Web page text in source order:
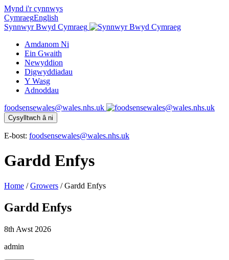
Mynd i'r cynnwys
CymraegEnglish
Synnwyr Bwyd Cymraeg
Amdanom Ni
Ein Gwaith
Newyddion
Digwyddiadau
Y Wasg
Adnoddau
foodsensewales@wales.nhs.uk
Cysylltwch â ni
E-bost: foodsensewales@wales.nhs.uk
Gardd Enfys
Home /Growers /Gardd Enfys
Gardd Enfys
8th Awst 2026
admin